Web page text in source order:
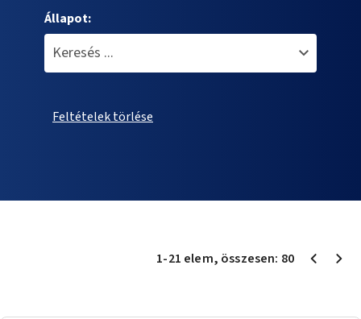
Állapot:
Feltételek törlése
1-21 elem, összesen: 80